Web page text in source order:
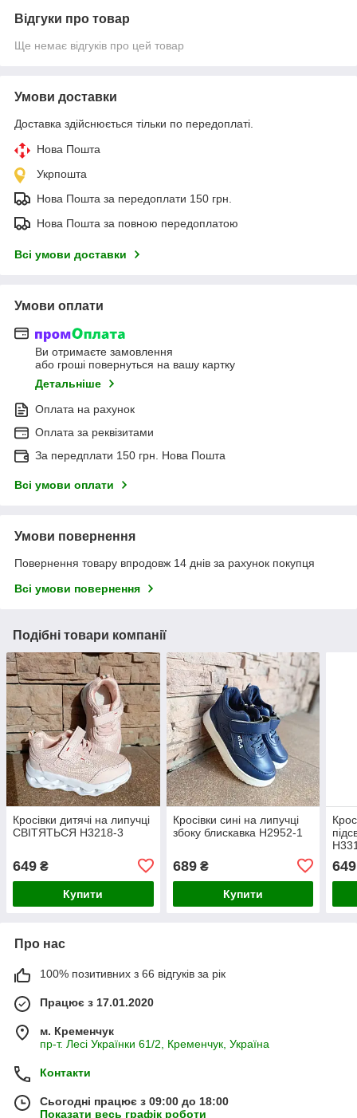
Відгуки про товар
Ще немає відгуків про цей товар
Умови доставки
Доставка здійснюється тільки по передоплаті.
Нова Пошта
Укрпошта
Нова Пошта за передоплати 150 грн.
Нова Пошта за повною передоплатою
Всі умови доставки
Умови оплати
Ви отримаєте замовлення
або гроші повернуться на вашу картку
Детальніше
Оплата на рахунок
Оплата за реквізитами
За передплати 150 грн. Нова Пошта
Всі умови оплати
Умови повернення
Повернення товару впродовж 14 днів за рахунок покупця
Всі умови повернення
Подібні товари компанії
Кросівки дитячі на липучці
СВІТЯТЬСЯ Н3218-3
649 ₴
Купити
Кросівки сині на липучці
збоку блискавка Н2952-1
689₴
Купити
649
Про нас
100% позитивних з 66 відгуків за рік
Працює з 17.01.2020
м. Кременчук
пр-т. Лесі Українки 61/2, Кременчук, Україна
Контакти
Сьогодні працює з 09:00 до 18:00
Показати весь графік роботи